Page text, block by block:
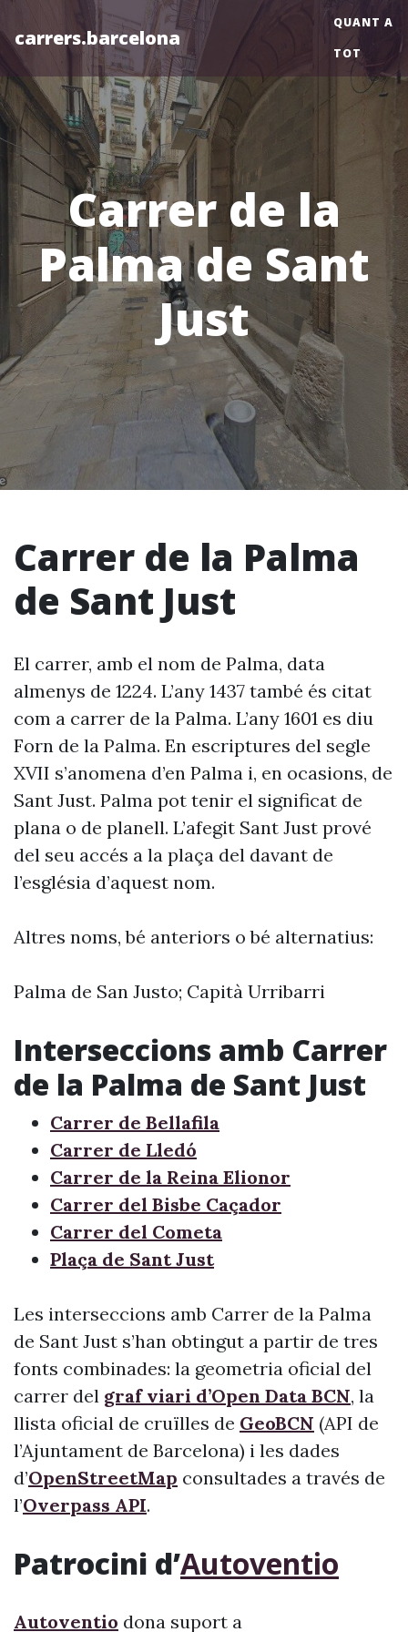
carrers.barcelona
QUANT A
TOT
Carrer de la
Palma de Sant
Just
Carrer de la Palma
de Sant Just
El carrer, amb el nom de Palma, data
almenys de 1224. L’any 1437 també és citat
com a carrer de la Palma. L’any 1601 es diu
Forn de la Palma. En escriptures del segle
XVII s’anomena d’en Palma i, en ocasions, de
Sant Just. Palma pot tenir el significat de
plana o de planell. L’afegit Sant Just prové
del seu accés a la plaça del davant de
l’església d’aquest nom.
Altres noms, bé anteriors o bé alternatius:
Palma de San Justo; Capità Urribarri
Interseccions amb Carrer
de la Palma de Sant Just
Carrer de Bellafila
Carrer de Lledó
Carrer de la Reina Elionor
Carrer del Bisbe Caçador
Carrer del Cometa
Plaça de Sant Just
Les interseccions amb Carrer de la Palma
de Sant Just s’han obtingut a partir de tres
fonts combinades: la geometria oficial del
carrer del graf viari d’Open Data BCN, la
llista oficial de cruïlles de GeoBCN (API de
l’Ajuntament de Barcelona) i les dades
d’OpenStreetMap consultades a través de
l’Overpass API.
Patrocini d’Autoventio
Autoventio dona suport a